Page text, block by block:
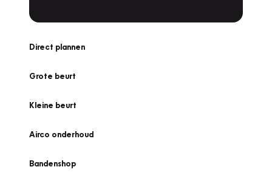
Direct plannen
Grote beurt
Kleine beurt
Airco onderhoud
Bandenshop